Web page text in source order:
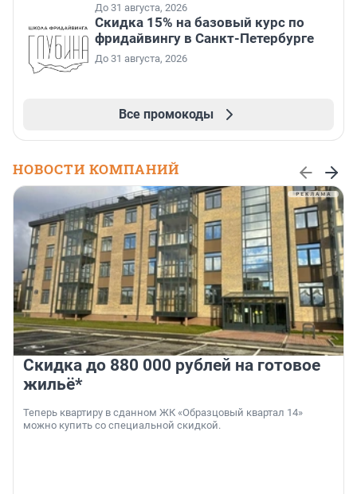
До 31 августа, 2026
Скидка 15% на базовый курс по
фридайвингу в Санкт-Петербурге
До 31 августа, 2026
Все промокоды
НОВОСТИ КОМПАНИЙ
Скидка до 880 000 рублей на готовое
жильё*
Теперь квартиру в сданном ЖК «Образцовый квартал 14»
можно купить со специальной скидкой.